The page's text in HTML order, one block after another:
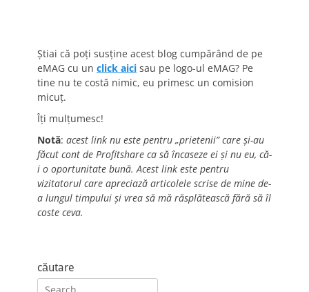
Știai că poți susține acest blog cumpărând de pe
eMAG cu un click aici sau pe logo-ul eMAG? Pe
tine nu te costă nimic, eu primesc un comision
micuț.
Îți mulțumesc!
Notă: acest link nu este pentru „prietenii” care și-au
făcut cont de Profitshare ca să încaseze ei și nu eu, că-
i o oportunitate bună. Acest link este pentru
vizitatorul care apreciază articolele scrise de mine de-
a lungul timpului și vrea să mă răsplătească fără să îl
coste ceva.
căutare
Search